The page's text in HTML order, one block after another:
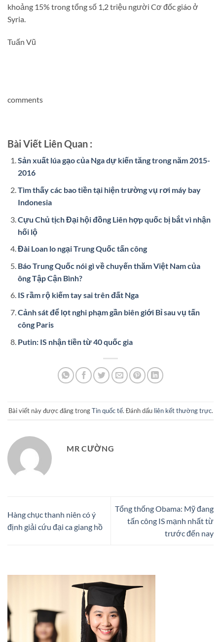
khoảng 15% trong tổng số 1,2 triệu người Cơ đốc giáo ở
Syria.
Tuấn Vũ
comments
Bài Viết Liên Quan :
Sản xuất lúa gạo của Nga dự kiến tăng trong năm 2015-
2016
Tìm thấy các bao tiền tại hiện trường vụ rơi máy bay
Indonesia
Cựu Chủ tịch Đại hội đồng Liên hợp quốc bị bắt vì nhận
hối lộ
Đài Loan lo ngại Trung Quốc tấn công
Báo Trung Quốc nói gì về chuyến thăm Việt Nam của
ông Tập Cận Bình?
IS rầm rộ kiếm tay sai trên đất Nga
Cảnh sát để lọt nghi phạm gần biên giới Bỉ sau vụ tấn
công Paris
Putin: IS nhận tiền từ 40 quốc gia
Bài viết này được đăng trongTin quốc tế. Đánh dấu liên kết thường trực.
MR CƯỜNG
Hàng chục thanh niên có ý
định giải cứu đại ca giang hồ
Tổng thống Obama: Mỹ đang
tấn công IS mạnh nhất từ
trước đến nay